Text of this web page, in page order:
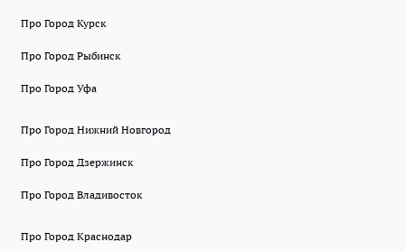
Про Город Курск
Про Город Рыбинск
Про Город Уфа
Про Город Нижний Новгород
Про Город Дзержинск
Про Город Владивосток
Про Город Краснодар